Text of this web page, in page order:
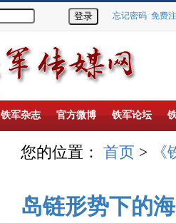
忘记密码 免费
铁军杂志 官方微博 铁军论坛
您的位置： 首页 >
岛链形势下的